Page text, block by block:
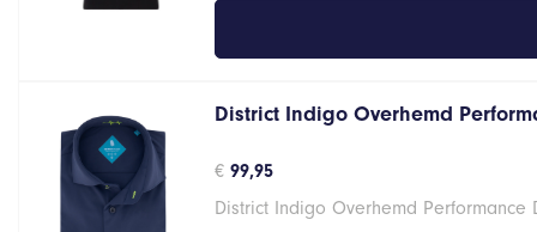
District Indigo Overhemd
€ 99,95
District Indigo Overhemd Performance